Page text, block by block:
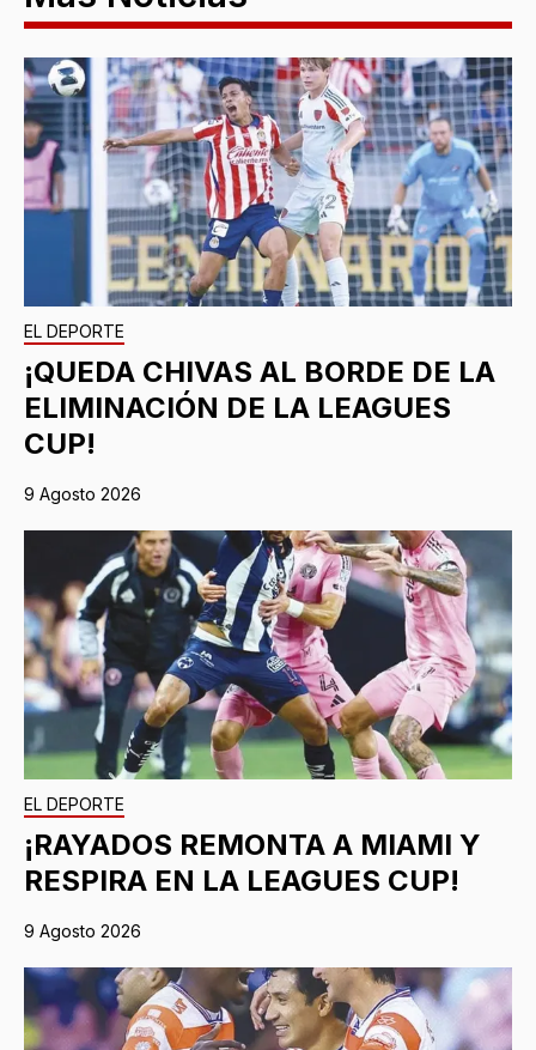
EL DEPORTE
¡QUEDA CHIVAS AL BORDE DE LA
ELIMINACIÓN DE LA LEAGUES
CUP!
9 Agosto 2026
EL DEPORTE
¡RAYADOS REMONTA A MIAMI Y
RESPIRA EN LA LEAGUES CUP!
9 Agosto 2026